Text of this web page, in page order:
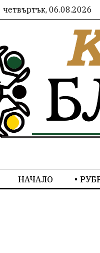
четвъртък, 06.08.2026
НАЧАЛО